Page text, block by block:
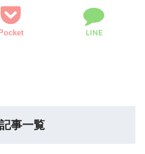
Pocket LINE
事一覧